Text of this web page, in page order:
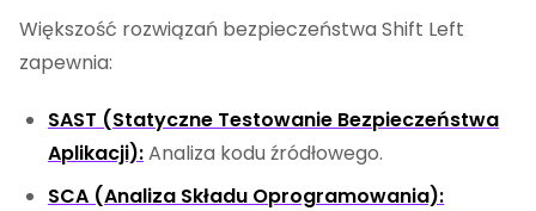
Większość rozwiązań bezpieczeństwa Shift Left
zapewnia:
SAST (Statyczne Testowanie Bezpieczeństwa
Aplikacji):Analiza kodu źródłowego.
SCA (Analiza Składu Oprogramowania):